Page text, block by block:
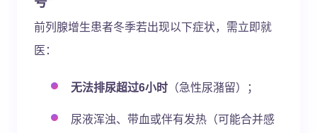
前列腺增生患者冬季若出现以下症状，需立即就
医：
无法排尿超过6小时 （急性尿潴留）；
尿液浑浊、带血或伴有发热（可能合并感